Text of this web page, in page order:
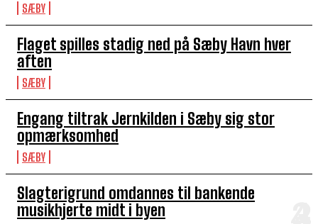
SÆBY
Flaget spilles stadig ned på Sæby Havn hver
aften
SÆBY
Engang tiltrak Jernkilden i Sæby sig stor
opmærksomhed
SÆBY
Slagterigrund omdannes til bankende
musikhjerte midt i byen